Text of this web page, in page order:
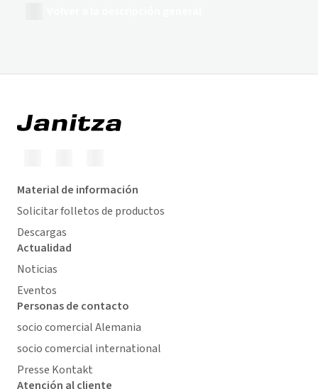
Material de información
Solicitar folletos de productos
Descargas
Actualidad
Noticias
Eventos
Personas de contacto
socio comercial Alemania
socio comercial international
Presse Kontakt
Atención al cliente